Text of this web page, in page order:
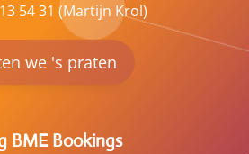
54 31 (Martijn Krol)
we 's praten
BME Bookings